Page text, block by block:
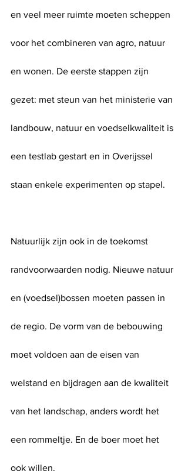
en veel meer ruimte moeten scheppen
voor het combineren van agro, natuur
en wonen. De eerste stappen zijn
gezet: met steun van het ministerie van
landbouw, natuur en voedselkwaliteit is
een testlab gestart en in Overijssel
staan enkele experimenten op stapel.
Natuurlijk zijn ook in de toekomst
randvoorwaarden nodig. Nieuwe natuur
en (voedsel)bossen moeten passen in
de regio. De vorm van de bebouwing
moet voldoen aan de eisen van
welstand en bijdragen aan de kwaliteit
van het landschap, anders wordt het
een rommeltje. En de boer moet het
ook willen.